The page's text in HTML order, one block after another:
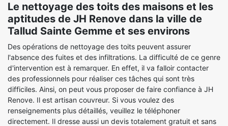
Le nettoyage des toits des maisons et les
aptitudes de JH Renove dans la ville de
Tallud Sainte Gemme et ses environs
Des opérations de nettoyage des toits peuvent assurer
l'absence des fuites et des infiltrations. La difficulté de ce genre
d'intervention est à remarquer. En effet, il va falloir contacter
des professionnels pour réaliser ces tâches qui sont très
difficiles. Ainsi, on peut vous proposer de faire confiance à JH
Renove. Il est artisan couvreur. Si vous voulez des
renseignements plus détaillés, veuillez le téléphoner
directement. Il dresse aussi un devis totalement gratuit et sans